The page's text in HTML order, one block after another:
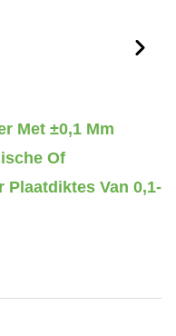
Met ±0,1 Mm
Of
Plaatdiktes Van 0,1-